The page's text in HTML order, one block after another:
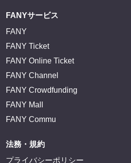
FANYサービス
FANY
FANY Ticket
FANY Online Ticket
FANY Channel
FANY Crowdfunding
FANY Mall
FANY Commu
法務・規約
プライバシーポリシー